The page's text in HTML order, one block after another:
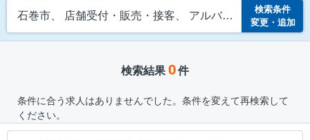
石巻市、 店舗受付・販売・接客、 アルバイト・パート
検索条件
変更・追加
検索結果 0件
条件に合う求人はありませんでした。条件を変えて再検索して
ください。